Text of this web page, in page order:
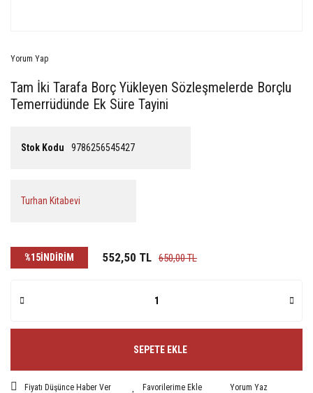
Yorum Yap
Tam İki Tarafa Borç Yükleyen Sözleşmelerde Borçlu
Temerrüdünde Ek Süre Tayini
Stok Kodu 9786256545427
Turhan Kitabevi
%15İNDİRİM 552,50 TL 650,00 TL
SEPETE EKLE
Fiyatı Düşünce Haber Ver Yorum Yaz